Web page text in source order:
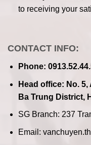
to receiving your
CONTACT INFO:
Phone:
Head office: No. 5,
Ba Trung District,
SG Branch: 237
Email: